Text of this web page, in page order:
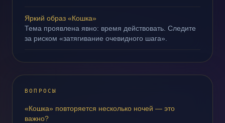
Яркий образ «Кошка»
Тема проявлена явно: время действовать. Следите
за риском «затягивание очевидного шага».
ВОПРОСЫ
«Кошка» повторяется несколько ночей — это
важно?